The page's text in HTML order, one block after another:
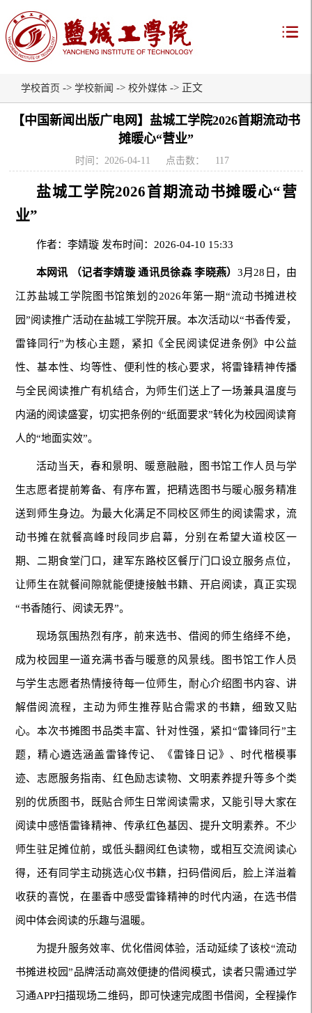
学校首页 -> 学校新闻 -> 校外媒体 -> 正文
【中国新闻出版广电网】盐城工学院2026首期流动书
摊暖心“营业”
时间：2026-04-11 点击数： 117
盐城工学院2026首期流动书摊暖心“营
业”
作者：李婧璇 发布时间：2026-04-10 15:33
本网讯 （记者李婧璇 通讯员徐森 李晓燕） 3月28日，由
江苏盐城工学院图书馆策划的2026年第一期“流动书摊进校
园”阅读推广活动在盐城工学院开展。本次活动以“书香传爱，
雷锋同行”为核心主题，紧扣《全民阅读促进条例》中公益
性、基本性、均等性、便利性的核心要求，将雷锋精神传播
与全民阅读推广有机结合，为师生们送上了一场兼具温度与
内涵的阅读盛宴，切实把条例的“纸面要求”转化为校园阅读育
人的“地面实效”。
活动当天，春和景明、暖意融融，图书馆工作人员与学
生志愿者提前筹备、有序布置，把精选图书与暖心服务精准
送到师生身边。为最大化满足不同校区师生的阅读需求，流
动书摊在就餐高峰时段同步启幕，分别在希望大道校区一
期、二期食堂门口，建军东路校区餐厅门口设立服务点位，
让师生在就餐间隙就能便捷接触书籍、开启阅读，真正实现
“书香随行、阅读无界”。
现场氛围热烈有序，前来选书、借阅的师生络绎不绝，
成为校园里一道充满书香与暖意的风景线。图书馆工作人员
与学生志愿者热情接待每一位师生，耐心介绍图书内容、讲
解借阅流程，主动为师生推荐贴合需求的书籍，细致又贴
心。本次书摊图书品类丰富、针对性强，紧扣“雷锋同行”主
题，精心遴选涵盖雷锋传记、《雷锋日记》、时代楷模事
迹、志愿服务指南、红色励志读物、文明素养提升等多个类
别的优质图书，既贴合师生日常阅读需求，又能引导大家在
阅读中感悟雷锋精神、传承红色基因、提升文明素养。不少
师生驻足摊位前，或低头翻阅红色读物，或相互交流阅读心
得，还有同学主动挑选心仪书籍，扫码借阅后，脸上洋溢着
收获的喜悦，在墨香中感受雷锋精神的时代内涵，在选书借
阅中体会阅读的乐趣与温暖。
为提升服务效率、优化借阅体验，活动延续了该校“流动
书摊进校园”品牌活动高效便捷的借阅模式，读者只需通过学
习通APP扫描现场二维码，即可快速完成图书借阅，全程操作